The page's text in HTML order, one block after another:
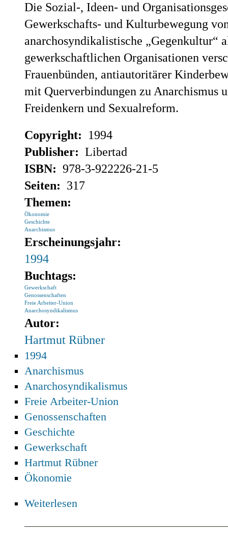
Die Sozial-, Ideen- und
Gewerkschafts- und Kulturbewegung
anarchosyndikalistische „Gegenkultur“
gewerkschaftlichen Organisationen
Frauenbünden, antiautoritärer
mit Querverbindungen zu Anarchismus
Freidenkern und Sexualreform.
Copyright: 1994
Publisher: Libertad
ISBN: 978-3-922226-21-5
Seiten: 317
Themen:
Ökonomie
Geschichte
Anarchismus
Erscheinungsjahr:
1994
Buchtags:
Gewerkschaft
Genossenschaften
Freie Arbeiter-Union
Anarchosyndikalismus
Autor:
Hartmut Rübner
1994
Anarchismus
Anarchosyndikalismus
Freie Arbeiter-Union
Genossenschaften
Geschichte
Gewerkschaft
Hartmut Rübner
Ökonomie
Weiterlesen